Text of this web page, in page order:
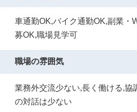
車通勤OK,バイク通勤OK,副業・
募OK,職場見学可
職場の雰囲気
業務外交流少ない,長く働ける,協
の対話は少ない